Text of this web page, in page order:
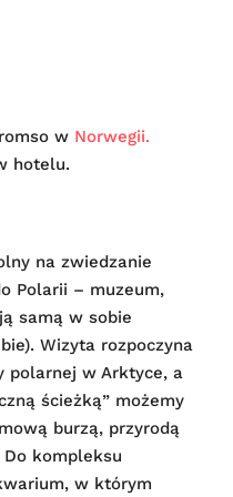
w Norwegii.
hotelu.
na zwiedzanie
Polarii – muzeum,
samą w sobie
Wizyta rozpoczyna
polarnej w Arktyce, a
ścieżką” możemy
burzą, przyrodą
kompleksu
w którym